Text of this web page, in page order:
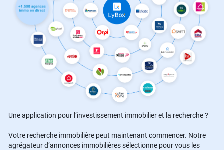
Une application pour l’investissement immobilier et la recherche ?
Votre recherche immobilière peut maintenant commencer. Notre
agrégateur d’annonces immobilières sélectionne pour vous les